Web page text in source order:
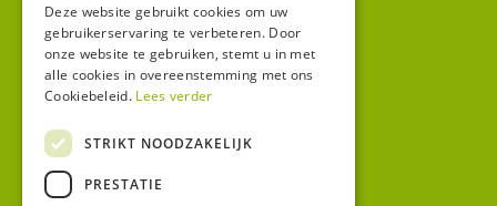
Algemene voorwaarden
Privacy
Bezoekadres:
Deze website gebruikt cookies om uw
gebruikerservaring te verbeteren. Door
onze website te gebruiken, stemt u in met
alle cookies in overeenstemming met ons
Cookiebeleid. Lees verder
STRIKT NOODZAKELIJK
PRESTATIE